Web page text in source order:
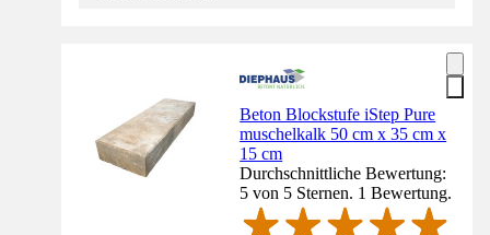
Beton Blockstufe iStep Pure
muschelkalk 50 cm x 35 cm x
15 cm
Durchschnittliche Bewertung:
5 von 5 Sternen. 1 Bewertung.